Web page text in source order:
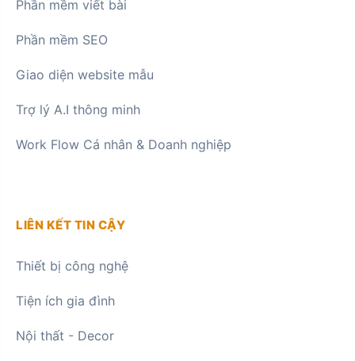
Phần mềm viết bài
Phần mềm SEO
Giao diện website mẫu
Trợ lý A.I thông minh
Work Flow Cá nhân & Doanh nghiệp
LIÊN KẾT TIN CẬY
Thiết bị công nghệ
Tiện ích gia đình
Nội thất - Decor